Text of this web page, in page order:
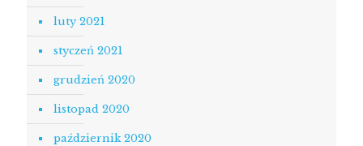
luty 2021
styczeń 2021
grudzień 2020
listopad 2020
październik 2020